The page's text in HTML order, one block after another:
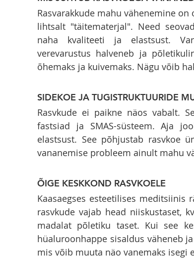
Rasvarakkude mahu vähenemine
lihtsalt "täitematerjal". Need
naha kvaliteeti ja elastsust.
verevarustus halveneb ja
õhemaks ja kuivemaks. Nägu võib
SIDEKOE JA TUGISTRUKTUURIDE
Rasvkude ei paikne näos vabalt.
fastsiad ja SMAS-süsteem. Aja
elastsust. See põhjustab rasvkoe
vananemise probleem ainult mahu
ÕIGE KESKKOND RASVKOELE
Kaasaegses esteetilises meditsiinis
rasvkude vajab head niiskustaset,
madalat põletiku taset. Kui see
hüaluroonhappe sisaldus väheneb
mis võib muuta näo vanemaks isegi